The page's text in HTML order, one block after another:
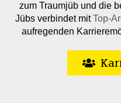
zum Traumjüb und die
Jübs verbindet mitTop-
aufregenden